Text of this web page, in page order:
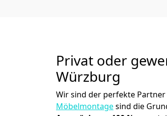
Privat oder
Würzburg
Wir sind der perfekte
Möbelmontagesind die